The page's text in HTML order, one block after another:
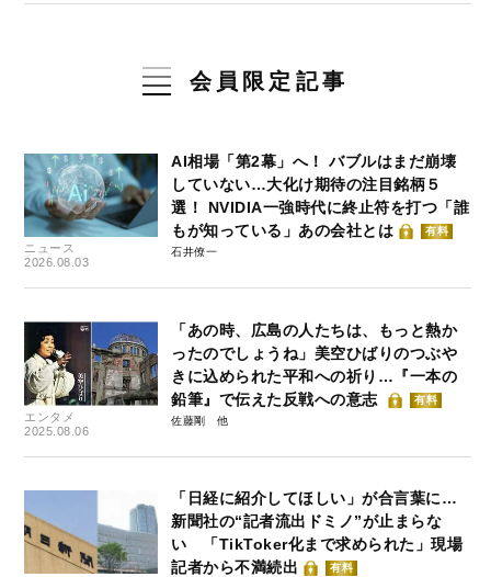
会員限定記事
ニュース
2026.08.03
AI相場「第2幕」へ！ バブルはまだ崩壊
していない…大化け期待の注目銘柄５
選！ NVIDIA一強時代に終止符を打つ「誰
もが知っている」あの会社とは
有料
石井僚一
エンタメ
2025.08.06
「あの時、広島の人たちは、もっと熱か
ったのでしょうね」美空ひばりのつぶや
きに込められた平和への祈り…『一本の
鉛筆』で伝えた反戦への意志
有料
佐藤剛
「日経に紹介してほしい」が合言葉に…
新聞社の“記者流出ドミノ”が止まらな
い 「TikToker化まで求められた」現場
記者から不満続出
有料